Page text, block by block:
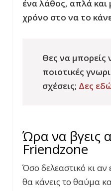
ένα λάθος, απλά
χρόνο στο να το
Θες να μπορείς
ποιοτικές
σχέσεις; Δες
Ώρα να βγεις
Friendzone
Όσο δελεαστικό κι αν
θα κάνεις το θαύμα